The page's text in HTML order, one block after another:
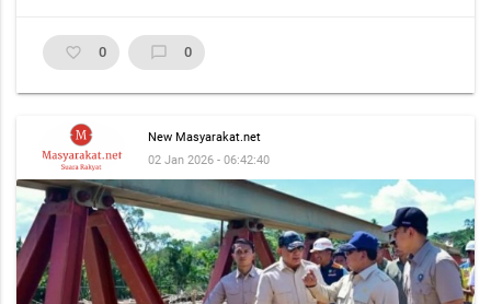
favorite_border 0 chat_bubble_outline 0
New Masyarakat.net
02 Jan 2026 - 06:42:40